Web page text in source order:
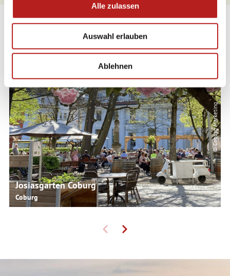
Alle zulassen
Auswahl erlauben
Ablehnen
Josiasgarten Coburg
Coburg
© Coburg Marketing